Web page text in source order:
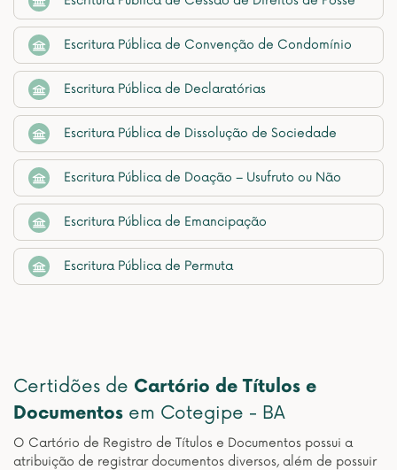
Escritura Pública de Convenção de Condomínio
Escritura Pública de Declaratórias
Escritura Pública de Dissolução de Sociedade
Escritura Pública de Doação – Usufruto ou Não
Escritura Pública de Emancipação
Escritura Pública de Permuta
Certidões de Cartório de Títulos e
Documentos em Cotegipe - BA
O Cartório de Registro de Títulos e Documentos possui a
atribuição de registrar documentos diversos, além de possuir